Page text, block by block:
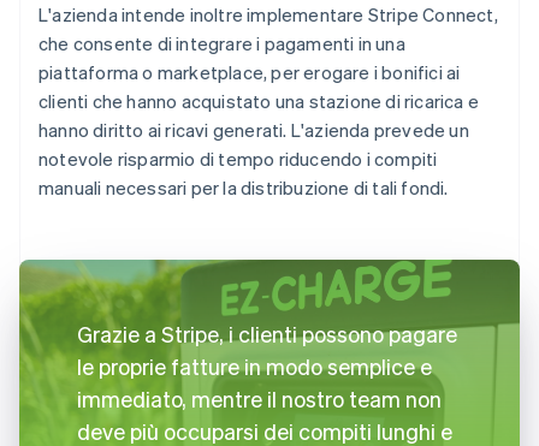
L'azienda intende inoltre implementare Stripe Connect,
che consente di integrare i pagamenti in una
piattaforma o marketplace, per erogare i bonifici ai
clienti che hanno acquistato una stazione di ricarica e
hanno diritto ai ricavi generati. L'azienda prevede un
notevole risparmio di tempo riducendo i compiti
manuali necessari per la distribuzione di tali fondi.
Grazie a Stripe, i clienti possono pagare
le proprie fatture in modo semplice e
immediato, mentre il nostro team non
deve più occuparsi dei compiti lunghi e